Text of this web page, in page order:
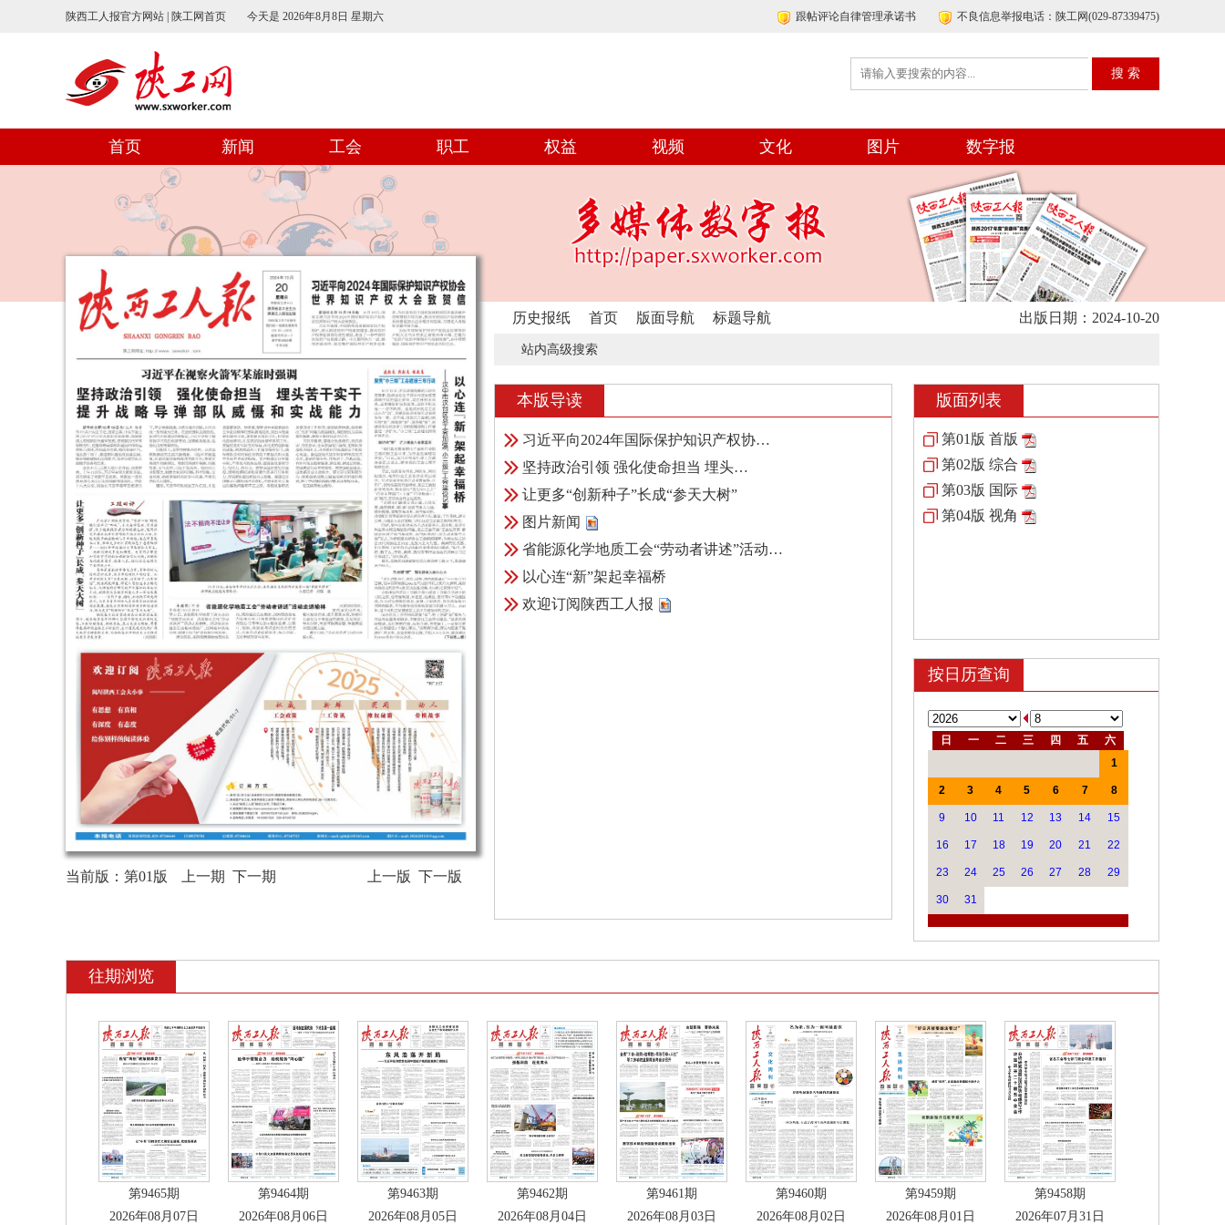
陕西工人报官方网站 | 陕工网首页 今天是 2026年8月8日 星期六 跟帖评论自律管理承诺书 不良信息举报电话：陕工网(029-87339475)
首页 新闻 工会 职工 权益 视频 文化 图片 数字报
当前版： 第01版 上一期 下一期 上一版 下一版
历史报纸 首页 版面导航 标题导航 出版日期：2024-10-20
站内高级搜索
本版导读
习近平向2024年国际保护知识产权协…
坚持政治引领 强化使命担当 埋头…
让更多“创新种子”长成“参天大树”
图片新闻
省能源化学地质工会“劳动者讲述”活动…
以心连“新”架起幸福桥
欢迎订阅陕西工人报
版面列表
第01版 首版
第02版 综合
第03版 国际
第04版 视角
按日历查询
日 一 二 三 四 五
六
1
2 3 4 5 6 7 8
9 10 11 12 13 14 15
16 17 18 19 20 21 22
23 24 25 26 27 28 29
30 31
往期浏览
第9465期
2026年08月07日
第9464期
2026年08月06日
第9463期
2026年08月05日
第9462期
2026年08月04日
第9461期
2026年08月03日
第9460期
2026年08月02日
第9459期
2026年08月01日
第9458期
2026年07月31日